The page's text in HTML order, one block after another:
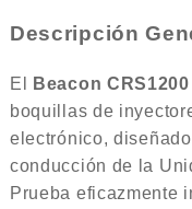
Descripción
El Beacon CRS1200
boquillas de
electrónico,
conducción de la
Prueba eficazmente